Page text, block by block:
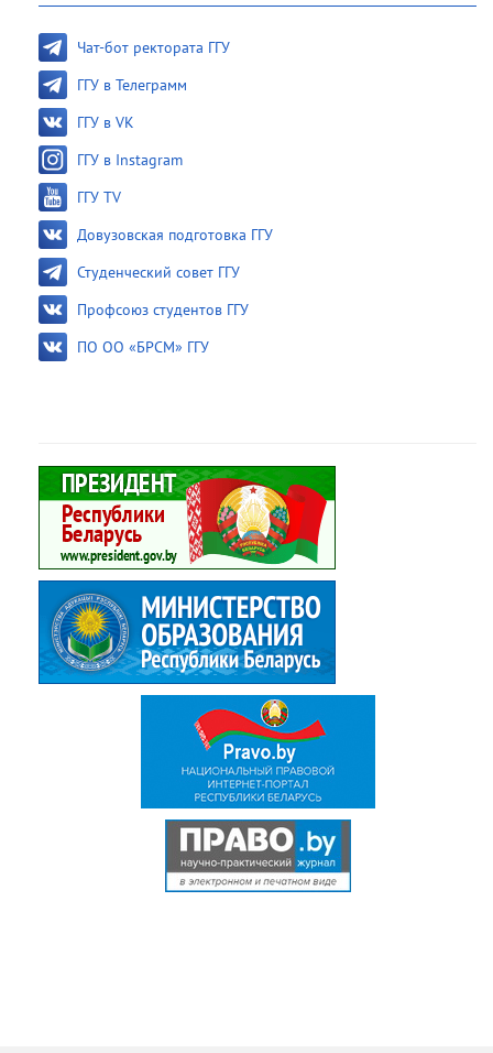
Чат-бот ректората ГГУ
ГГУ в Телеграмм
ГГУ в VK
ГГУ в Instagram
ГГУ TV
Довузовская подготовка ГГУ
Студенческий совет ГГУ
Профсоюз студентов ГГУ
ПО ОО «БРСМ» ГГУ